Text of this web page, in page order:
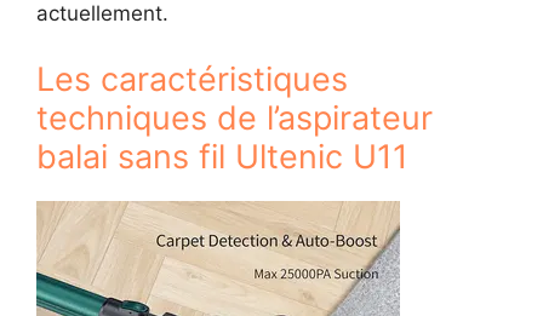
actuellement.
Les caractéristiques
techniques de l’aspirateur
balai sans fil Ultenic U11